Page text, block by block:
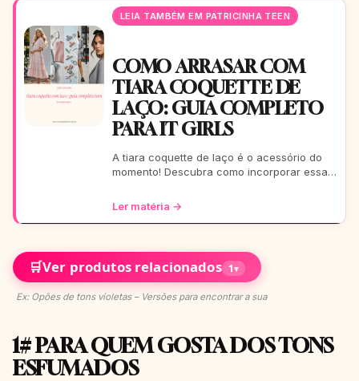
LEIA TAMBÉM EM PATRICINHA TEEN
COMO ARRASAR COM
TIARA COQUETTE DE
LAÇO: GUIA COMPLETO
PARA IT GIRLS
A tiara coquette de laço é o acessório do
momento! Descubra como incorporar essa
looks, do casual ao
Ler matéria →
🛒Ver produtos relacionados 1▾
Ex: Opões de tons violetas – Versões para encontrar a sua
1# PARA QUEM GOSTA DOS TONS
ESFUMADOS